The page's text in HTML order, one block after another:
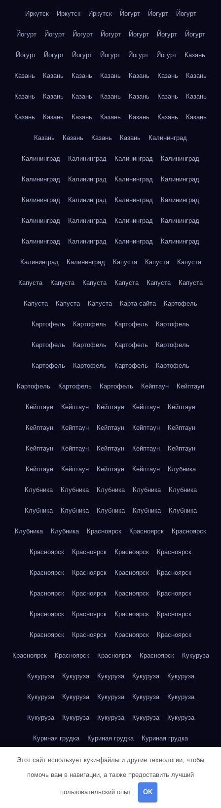
Иркутск Иркутск Иркутск Йогурт Йогурт Йогурт
Йогурт Йогурт Йогурт Йогурт Йогурт Йогурт Йогурт
Йогурт Йогурт Йогурт Йогурт Йогурт Йогурт Казань
Казань Казань Казань Казань Казань Казань Казань
Казань Казань Казань Казань Казань Казань Казань
Казань Казань Казань Казань Казань Казань Казань
Казань Казань Казань Казань Калининград
Калининград Калининград Калининград Калининград
Калининград Калининград Калининград Калининград
Калининград Калининград Калининград Калининград
Калининград Калининград Калининград Калининград
Калининград Калининград Калининград Калининград
Калининград Калининград Капуста Капуста Капуста
Капуста Капуста Капуста Капуста Капуста Капуста
Капуста Капуста Капуста Карта сайта Картофель
Картофель Картофель Картофель Картофель
Картофель Картофель Картофель Картофель
Картофель Картофель Картофель Картофель
Картофель Картофель Картофель Кейптаун Кейптаун
Кейптаун Кейптаун Кейптаун Кейптаун Кейптаун
Кейптаун Кейптаун Кейптаун Кейптаун Кейптаун
Кейптаун Кейптаун Кейптаун Кейптаун Кейптаун
Кейптаун Кейптаун Кейптаун Кейптаун Клубника
Клубника Клубника Клубника Клубника Клубника
Клубника Клубника Клубника Клубника Клубника
Клубника Клубника Красноярск Красноярск Красноярск
Красноярск Красноярск Красноярск Красноярск
Красноярск Красноярск Красноярск Красноярск
Красноярск Красноярск Красноярск Красноярск
Красноярск Красноярск Красноярск Красноярск
Красноярск Красноярск Красноярск Красноярск
Красноярск Красноярск Красноярск Красноярск Кукуруза
Кукуруза Кукуруза Кукуруза Кукуруза Кукуруза
Кукуруза Кукуруза Кукуруза Кукуруза Кукуруза
Кукуруза Кукуруза Кукуруза Кукуруза Кукуруза
Куриная грудка Куриная грудка Куриная грудка
Куриная грудка Куриная грудка Куриная грудка
Куриная грудка Куриная грудка
Куриное яйцо
Этот сайт использует куки-файлы и другие технологии, чтобы
помочь вам в навигации, а также предоставить лучший
пользовательский опыт. OK